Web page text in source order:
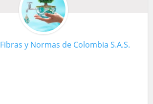
Fibras y Normas de Colombia S.A.S.